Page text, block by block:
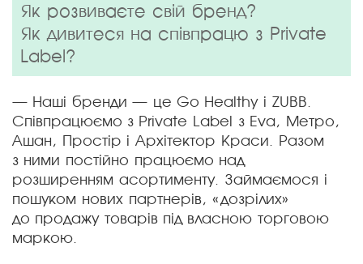
Як розвиваєте свій бренд?
Як дивитеся на співпрацю з Private
Label?
— Наші бренди — це Go Healthy і ZUBB.
Співпрацюємо з Private Label з Eva, Метро,
Ашан, Простір і Архітектор Краси. Разом
з ними постійно працюємо над
розширенням асортименту. Займаємося і
пошуком нових партнерів, «дозрілих»
до продажу товарів під власною торговою
маркою.